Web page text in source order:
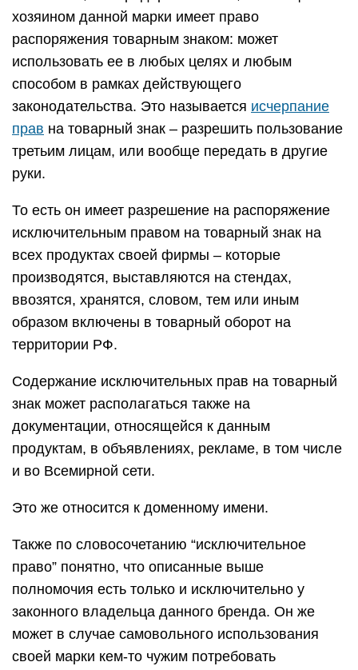
хозяином данной марки имеет право
распоряжения товарным знаком: может
использовать ее в любых целях и любым
способом в рамках действующего
законодательства. Это называется исчерпание
прав на товарный знак – разрешить пользование
третьим лицам, или вообще передать в другие
руки.
То есть он имеет разрешение на распоряжение
исключительным правом на товарный знак на
всех продуктах своей фирмы – которые
производятся, выставляются на стендах,
ввозятся, хранятся, словом, тем или иным
образом включены в товарный оборот на
территории РФ.
Содержание исключительных прав на товарный
знак может располагаться также на
документации, относящейся к данным
продуктам, в объявлениях, рекламе, в том числе
и во Всемирной сети.
Это же относится к доменному имени.
Также по словосочетанию “исключительное
право” понятно, что описанные выше
полномочия есть только и исключительно у
законного владельца данного бренда. Он же
может в случае самовольного использования
своей марки кем-то чужим потребовать